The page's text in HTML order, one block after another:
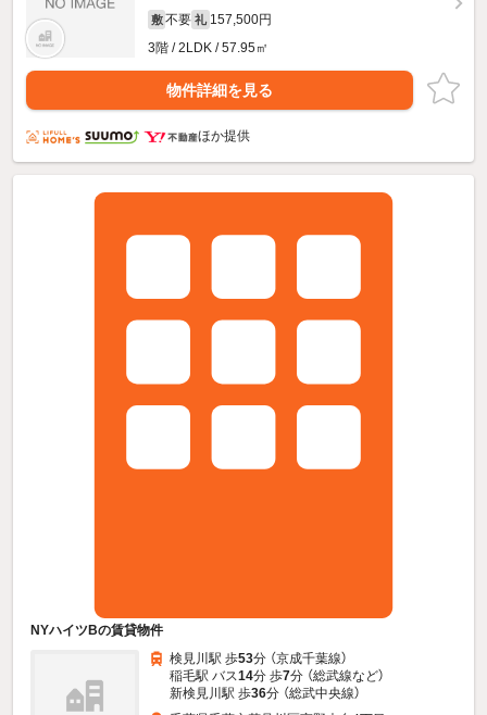
敷 不要 礼 157,500円
3階 / 2LDK / 57.95㎡
物件詳細を見る
ほか提供
NYハイツBの賃貸物件
検見川駅 歩53分 （京成千葉線）
稲毛駅 バス14分 歩7分 （総武線など）
新検見川駅 歩36分 （総武中央線）